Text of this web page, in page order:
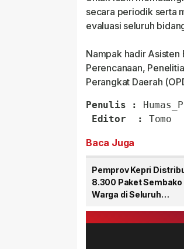
secara periodik serta
evaluasi seluruh
Nampak hadir Asisten
Perencanaan,
Perangkat Daerah
Penulis :
Editor  :
Tomo
Baca Juga
Pemprov Kepri
8.300 Paket
Warga di Seluruh